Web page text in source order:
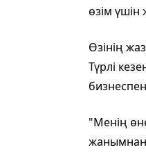
өзім
Өзінің
Түрлі
"Менің
жанымнан